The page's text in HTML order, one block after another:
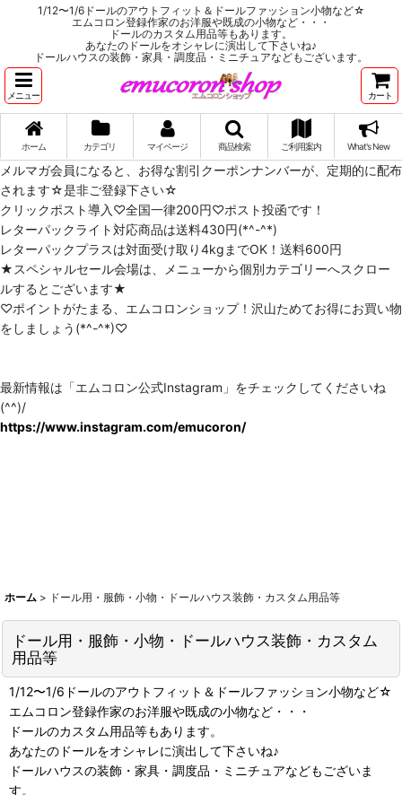
1/12〜1/6ドールのアウトフィット＆ドールファッション小物など☆
エムコロン登録作家のお洋服や既成の小物など・・・
ドールのカスタム用品等もあります。
あなたのドールをオシャレに演出して下さいね♪
ドールハウスの装飾・家具・調度品・ミニチュアなどもございます。
メニュー カート
ホーム カテゴリ マイページ 商品検索 ご利用案内 What's New
メルマガ会員になると、お得な割引クーポンナンバーが、定期的に配布
されます☆是非ご登録下さい☆
クリックポスト導入♡全国一律200円♡ポスト投函です！
レターパックライト対応商品は送料430円(*^-^*)
レターパックプラスは対面受け取り4kgまでOK！送料600円
★スペシャルセール会場は、メニューから個別カテゴリーへスクロー
ルするとございます★
♡ポイントがたまる、エムコロンショップ！沢山ためてお得にお買い物
をしましょう(*^-^*)♡
最新情報は「エムコロン公式Instagram」をチェックしてくださいね
(^^)/
https://www.instagram.com/emucoron/
ホーム > ドール用・服飾・小物・ドールハウス装飾・カスタム用品等
ドール用・服飾・小物・ドールハウス装飾・カスタム
用品等
1/12〜1/6ドールのアウトフィット＆ドールファッション小物など☆
エムコロン登録作家のお洋服や既成の小物など・・・
ドールのカスタム用品等もあります。
あなたのドールをオシャレに演出して下さいね♪
ドールハウスの装飾・家具・調度品・ミニチュアなどもございま
す。